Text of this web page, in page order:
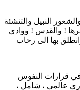
النبيل والتنشئة
! والقدس ! ووادي
بها الى رحاب
في قرارات النفوس
عالمي ، شامل ،